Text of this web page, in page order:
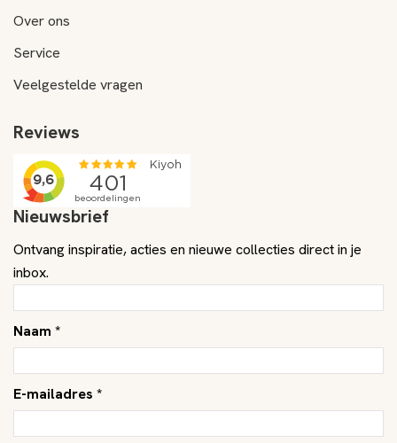
Over ons
Service
Veelgestelde vragen
Reviews
Nieuwsbrief
Ontvang inspiratie, acties en nieuwe collecties direct in je
inbox.
Naam *
E-mailadres *